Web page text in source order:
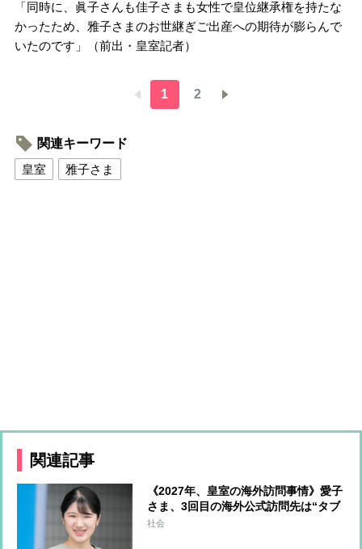
「同時に、眞子さんも佳子さまも女性で皇位継承権を持たな
かったため、雅子さまのお世継ぎご出産への期待が膨らんで
いたのです」（前出・皇室記者）
1 2
関連キーワード
皇室
雅子さま
関連記事
《2027年、皇室の海外訪問事情》愛子
さま、3回目の海外公式訪問先は“タブ
ーだった”ヨーロッパか 天皇皇后両
社会